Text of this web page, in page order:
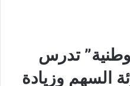
تدرس
السهم وزيادة